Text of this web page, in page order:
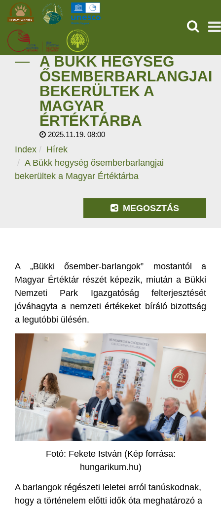
KEZDŐOLDAL
ŐSVILÁGI POMPEJI
SZOLGÁLTATÁSOK
HÍREK
A BÜKK HEGYSÉG
ŐSEMBERBARLANGJAI
BEKERÜLTEK A
MAGYAR
ÉRTÉKTÁRBA
2025.11.19. 08:00
Index
Hírek
A Bükk hegység ősemberbarlangjai
bekerültek a Magyar Értéktárba
MEGOSZTÁS
A „Bükki ősember-barlangok” mostantól a
Magyar Értéktár részét képezik, miután a Bükki
Nemzeti Park Igazgatóság felterjesztését
jóváhagyta a nemzeti értékeket bíráló bizottság
a legutóbbi ülésén.
Fotó: Fekete István (Kép forrása:
hungarikum.hu)
A barlangok régészeti leletei arról tanúskodnak,
hogy a történelem előtti idők óta meghatározó a